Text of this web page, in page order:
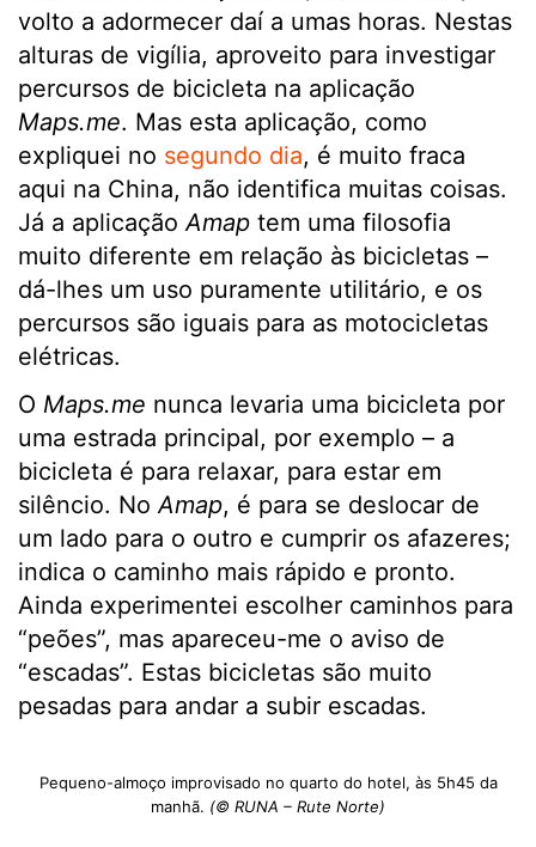
volto a adormecer daí a umas horas. Nestas
alturas de vigília, aproveito para investigar
percursos de bicicleta na aplicação
Maps.me. Mas esta aplicação, como
expliquei no segundo dia, é muito fraca
aqui na China, não identifica muitas coisas.
Já a aplicação Amap tem uma filosofia
muito diferente em relação às bicicletas –
dá-lhes um uso puramente utilitário, e os
percursos são iguais para as motocicletas
elétricas.
O Maps.me nunca levaria uma bicicleta por
uma estrada principal, por exemplo – a
bicicleta é para relaxar, para estar em
silêncio. NoAmap, é para se deslocar de
um lado para o outro e cumprir os afazeres;
indica o caminho mais rápido e pronto.
Ainda experimentei escolher caminhos para
“peões”, mas apareceu-me o aviso de
“escadas”. Estas bicicletas são muito
pesadas para andar a subir escadas.
Pequeno-almoço improvisado no quarto do hotel, às 5h45 da
manhã. (© RUNA – Rute Norte)